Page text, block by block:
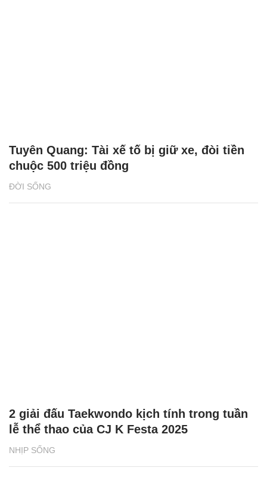
ĐỜI SỐNG
Tuyên Quang: Tài xế tố bị giữ xe, đòi tiền
chuộc 500 triệu đồng
NHỊP SỐNG
2 giải đấu Taekwondo kịch tính trong tuần
lễ thể thao của CJ K Festa 2025